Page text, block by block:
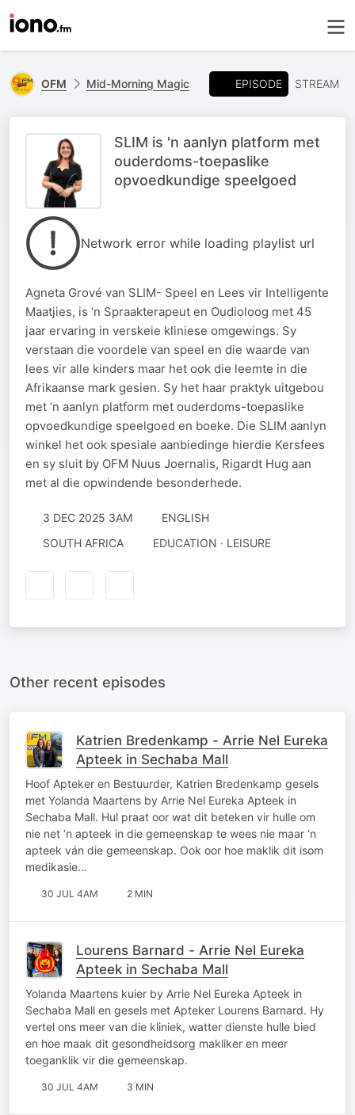
OFM Mid-Morning Magic EPISODE STREAM
SLIM is 'n aanlyn platform met
ouderdoms-toepaslike
opvoedkundige speelgoed
Network error while loading playlist url
Agneta Grové van SLIM- Speel en Lees vir Intelligente
Maatjies, is ‘n Spraakterapeut en Oudioloog met 45
jaar ervaring in verskeie kliniese omgewings. Sy
verstaan die voordele van speel en die waarde van
lees vir alle kinders maar het ook die leemte in die
Afrikaanse mark gesien. Sy het haar praktyk uitgebou
met ‘n aanlyn platform met ouderdoms-toepaslike
opvoedkundige speelgoed en boeke. Die SLIM aanlyn
winkel het ook spesiale aanbiedinge hierdie Kersfees
en sy sluit by OFM Nuus Joernalis, Rigardt Hug aan
met al die opwindende besonderhede.
3 DEC 2025 3AM
ENGLISH
SOUTH AFRICA
EDUCATION · LEISURE
Other recent episodes
Katrien Bredenkamp - Arrie Nel Eureka
Apteek in Sechaba Mall
Hoof Apteker en Bestuurder, Katrien Bredenkamp gesels
met Yolanda Maartens by Arrie Nel Eureka Apteek in
Sechaba Mall. Hul praat oor wat dit beteken vir hulle om
nie net ‘n apteek in die gemeenskap te wees nie maar ‘n
apteek ván die gemeenskap. Ook oor hoe maklik dit isom
medikasie…
30 JUL 4AM 2 MIN
Lourens Barnard - Arrie Nel Eureka
Apteek in Sechaba Mall
Yolanda Maartens kuier by Arrie Nel Eureka Apteek in
Sechaba Mall en gesels met Apteker Lourens Barnard. Hy
vertel ons meer van die kliniek, watter dienste hulle bied
en hoe maak dit gesondheidsorg makliker en meer
toeganklik vir die gemeenskap.
30 JUL 4AM 3 MIN